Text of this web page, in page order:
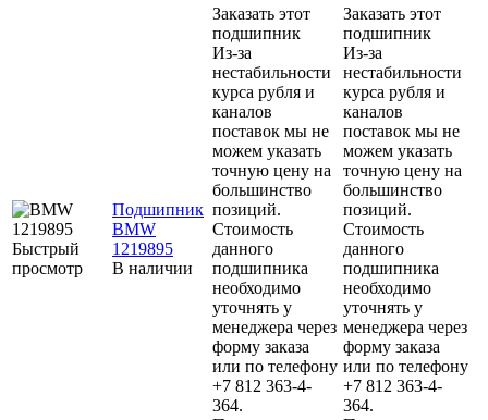
Быстрый
просмотр
Подшипник
BMW
1219895
В наличии
Заказать этот
подшипник
Из-за
нестабильности
курса рубля и
каналов
поставок мы не
можем указать
точную цену на
большинство
позиций.
Стоимость
данного
подшипника
необходимо
уточнять у
менеджера через
форму заказа
или по телефону
+7 812 363-4-
364.
Заказать этот
подшипник
Из-за
нестабильности
курса рубля и
каналов
поставок мы не
можем указать
точную цену на
большинство
позиций.
Стоимость
данного
подшипника
необходимо
уточнять у
менеджера через
форму заказа
или по телефону
+7 812 363-4-
364.